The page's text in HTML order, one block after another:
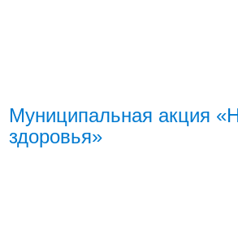
Муниципальная акция
здоровья»